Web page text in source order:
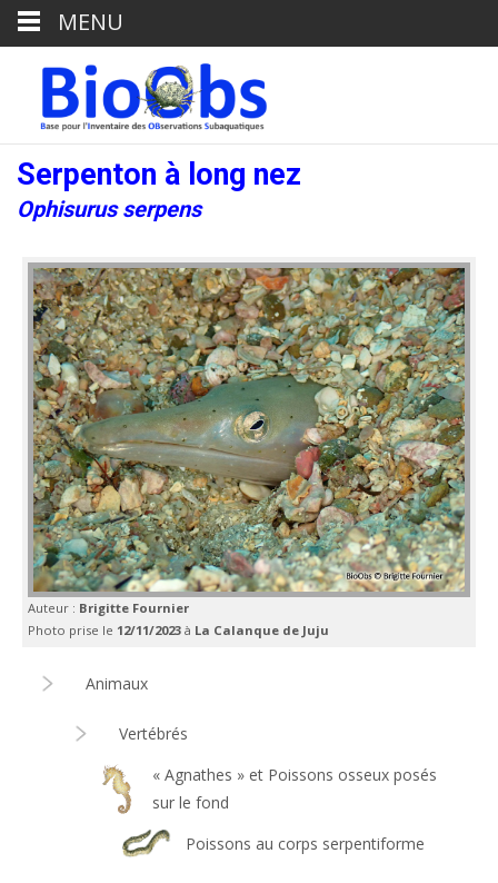
Serpenton à long nez
Ophisurus serpens
Auteur : Brigitte Fournier
Photo prise le 12/11/2023 à La Calanque de Juju
Animaux
Vertébrés
« Agnathes » et Poissons osseux posés
sur le fond
Poissons au corps serpentiforme
MENU